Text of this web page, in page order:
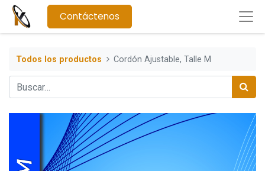
Contáctenos
Todos los productos Cordón Ajustable, Talle M